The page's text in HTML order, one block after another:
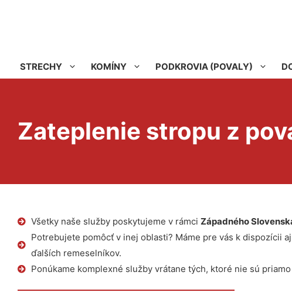
STRECHY KOMÍNY PODKROVIA (POVALY)
Zateplenie stropu z
Všetky naše služby poskytujeme v rámci Západného
Potrebujete pomôcť v inej oblasti? Máme pre vás k dispozícii
ďalších remeselníkov.
Ponúkame komplexné služby vrátane tých, ktoré nie sú